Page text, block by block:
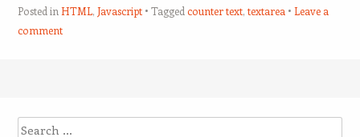
Posted in HTML, Javascript Tagged counter text, textarea
Leave a
comment
Search